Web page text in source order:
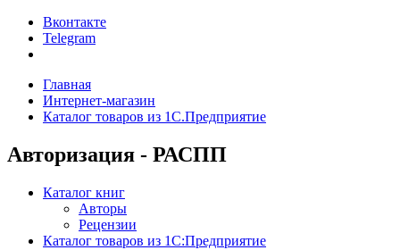
Вконтакте
Telegram
Главная
Интернет-магазин
Каталог товаров из 1С.Предприятие
Авторизация - РАСПП
Каталог книг
Авторы
Рецензии
Каталог товаров из 1С:Предприятие